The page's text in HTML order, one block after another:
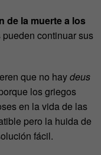
de la muerte a los
continuar sus
que no haydeus
los griegos
en la vida de las
pero la huida de
fácil.